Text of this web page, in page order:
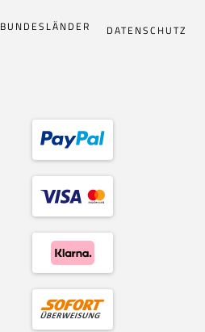
BUNDESLÄNDER
DATENSCHUTZ